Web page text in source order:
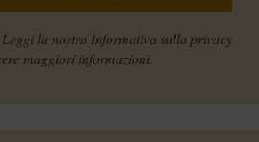
la nostra Informativa sulla privacy
maggiori informazioni.